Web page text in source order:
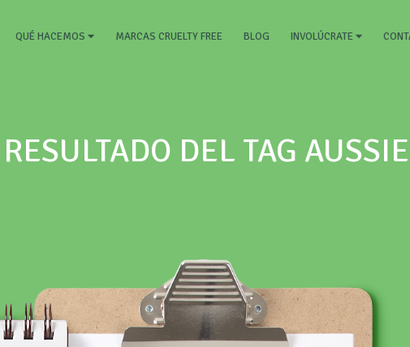
(CURRENT)
QUÉ HACEMOS MARCAS CRUELTY FREE BLOG INVOLÚCRATE
RESULTADO DEL TAG AUSSIE